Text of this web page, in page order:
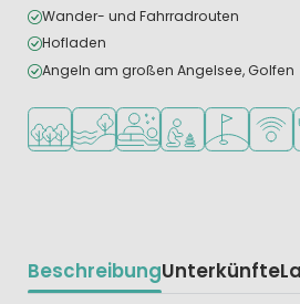
Wander- und Fahrradrouten
Hofladen
Angeln am großen Angelsee, Golfen
In waldreicher Umgebung
Am WasserWellness-Einrichtungen
Empfohlen für
Golfplatz in
WLAN
BeschreibungUnterkünfte